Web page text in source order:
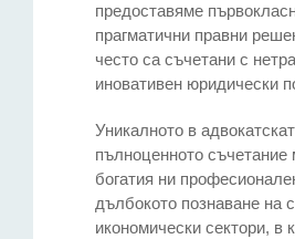
предоставяме
прагматични правни
често са съчетани с
иновативен юридически
Уникалното в
пълноценното
богатия ни
дълбокото познаване на
икономически сектори, в